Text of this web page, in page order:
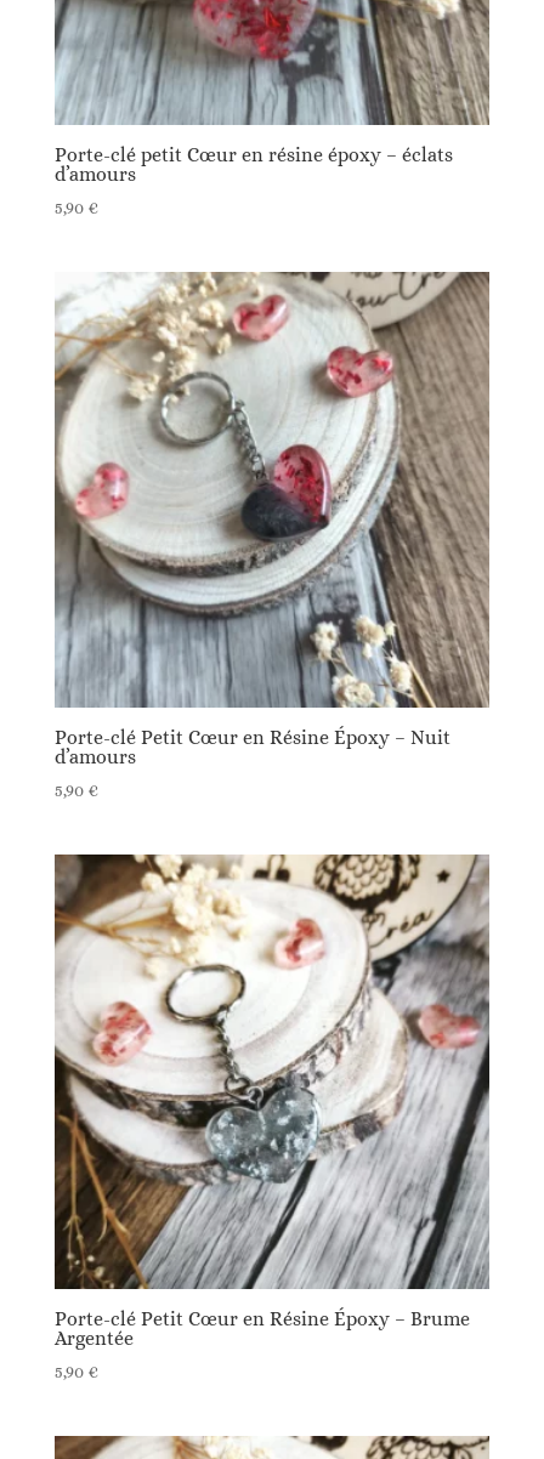
Porte-clé petit Cœur en résine époxy – éclats
d’amours
5,90 €
Porte-clé Petit Cœur en Résine Époxy – Nuit
d’amours
5,90 €
Porte-clé Petit Cœur en Résine Époxy – Brume
Argentée
5,90 €